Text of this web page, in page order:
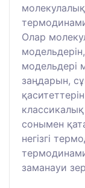
Олар
модельдері
заңдарын,
сонымен
негізгі
заманауи